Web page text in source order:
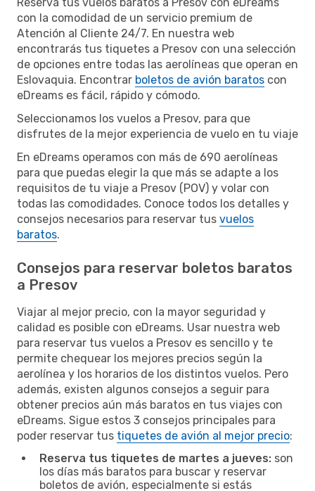
con la comodidad de un servicio premium de
Atención al Cliente 24/7. En nuestra web
encontrarás tus tiquetes a Presov con una selección
de opciones entre todas las aerolíneas que operan en
Eslovaquia. Encontrar boletos de avión baratos con
eDreams es fácil, rápido y cómodo.
Seleccionamos los vuelos a Presov, para que
disfrutes de la mejor experiencia de vuelo en tu viaje
En eDreams operamos con más de 690 aerolíneas
para que puedas elegir la que más se adapte a los
requisitos de tu viaje a Presov (POV) y volar con
todas las comodidades. Conoce todos los detalles y
consejos necesarios para reservar tus vuelos
baratos.
Consejos para reservar boletos baratos
a Presov
Viajar al mejor precio, con la mayor seguridad y
calidad es posible con eDreams. Usar nuestra web
para reservar tus vuelos a Presov es sencillo y te
permite chequear los mejores precios según la
aerolínea y los horarios de los distintos vuelos. Pero
además, existen algunos consejos a seguir para
obtener precios aún más baratos en tus viajes con
eDreams. Sigue estos 3 consejos principales para
poder reservar tus tiquetes de avión al mejor precio:
Reserva tus tiquetes de martes a jueves: son
los días más baratos para buscar y reservar
boletos de avión, especialmente si estás